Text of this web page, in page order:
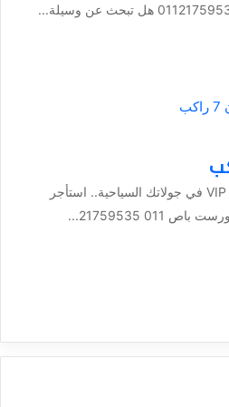
استمتع بخصوصية ورفاهية الـ VIP في جولاتك السياحية.. استأجر